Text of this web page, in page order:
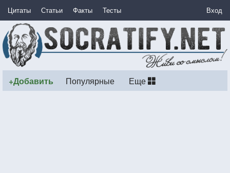
Цитаты Статьи Факты Тесты Вход
+Добавить Популярные Еще